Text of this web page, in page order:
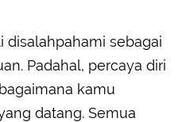
disalahpahami sebagai
Padahal, percaya diri
kamu
datang. Semua